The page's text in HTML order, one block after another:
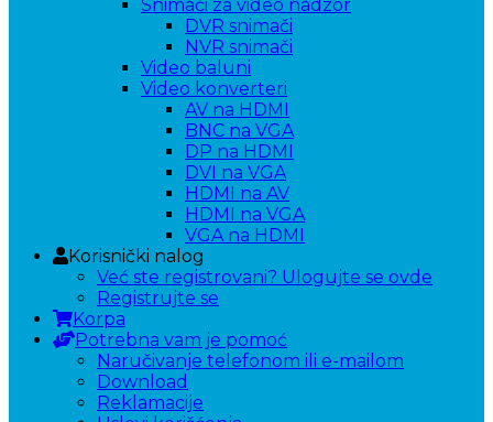
Snimači za video nadzor
DVR snimači
NVR snimači
Video baluni
Video konverteri
AV na HDMI
BNC na VGA
DP na HDMI
DVI na VGA
HDMI na AV
HDMI na VGA
VGA na HDMI
Korisnički nalog
Već ste registrovani? Ulogujte se ovde
Registrujte se
Korpa
Potrebna vam je pomoć
Naručivanje telefonom ili e-mailom
Download
Reklamacije